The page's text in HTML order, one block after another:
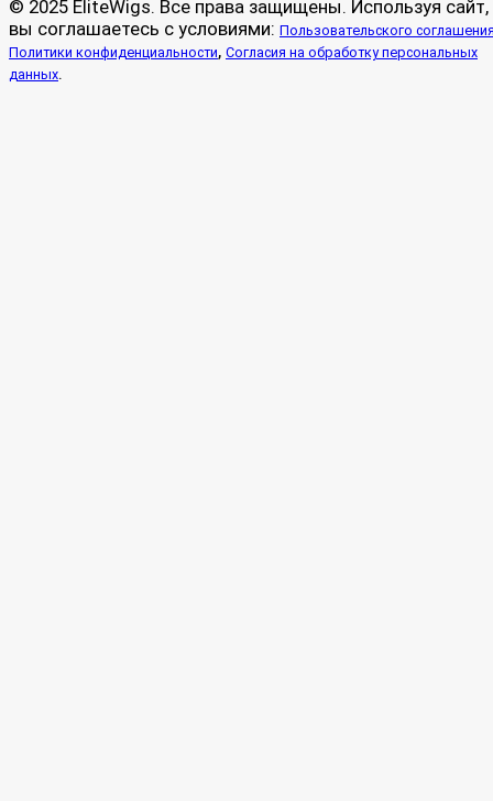
© 2025 EliteWigs. Все права защищены. Используя сайт,
вы соглашаетесь с условиями: Пользовательского
Политики конфиденциальности, Согласия на обработку персональных
данных.